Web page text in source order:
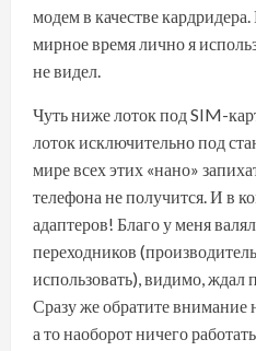
модем в качестве
мирное время лично я
не видел.
Чуть ниже лоток под SIM-
лоток исключительно под
мире всех этих «нано»
телефона не получится. И в
адаптеров! Благо у меня
переходников
использовать), видимо, ждал
Сразу же обратите внимание
а то наоборот ничего